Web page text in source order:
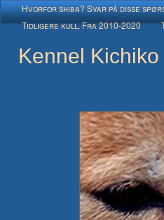
Hvorfor shiba? Svar på disse
Tidligere kull, Fra 2010-2020
Kennel Kichiko